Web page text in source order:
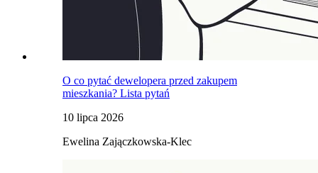
O co pytać dewelopera przed zakupem
mieszkania? Lista pytań
10 lipca 2026
Ewelina Zajączkowska-Klec